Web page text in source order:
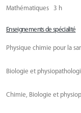
Mathématiques 3 h
Enseignements de spécialité
Physique chimie pour la
Biologie et
Chimie, Biologie et